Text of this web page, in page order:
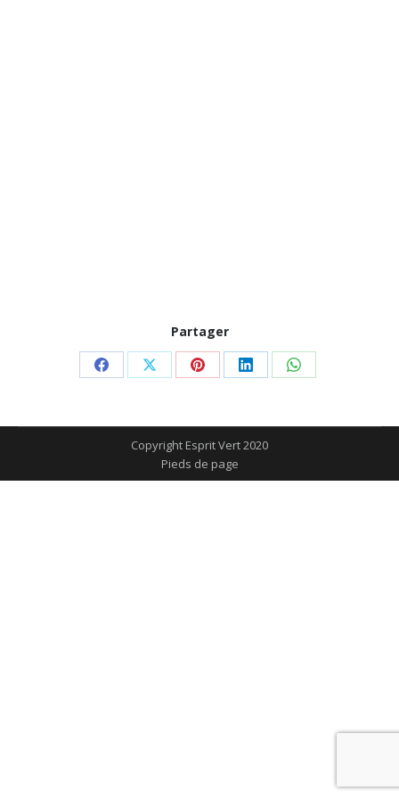
Partager
Partager
Facebook
Partager
X
Partager
Pinterest
Partager
LinkedIn
Partager
WhatsApp
Copyright Esprit Vert 2020
Pieds de page